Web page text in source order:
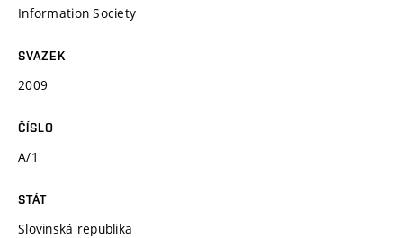
Information Society
SVAZEK
2009
ČÍSLO
A/1
STÁT
Slovinská republika